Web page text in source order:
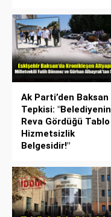
Ak Parti’den Baksan
Tepkisi: "Belediyenin
Reva Gördüğü Tablo
Hizmetsizlik
Belgesidir!"